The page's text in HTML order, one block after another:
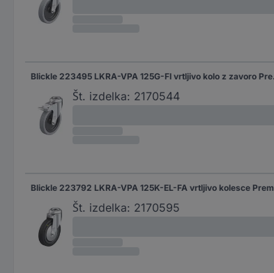
Blickle
Št. izdelka: 2170544
Št. izdelka: 2170595